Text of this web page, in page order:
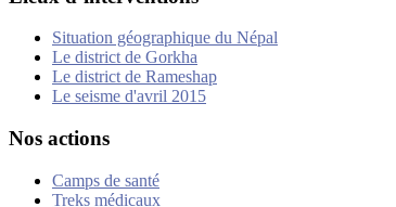
Situation géographique du Népal
Le district de Gorkha
Le district de Rameshap
Le seisme d'avril 2015
Nos actions
Camps de santé
Treks médicaux